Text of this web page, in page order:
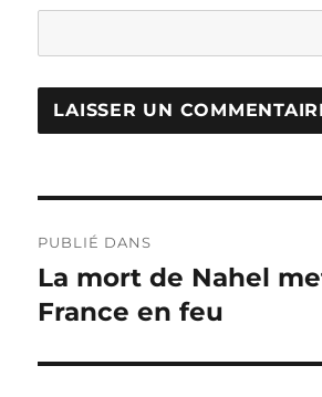
de
l’article
PUBLIÉ DANS
La mort de Nahel
France en feu